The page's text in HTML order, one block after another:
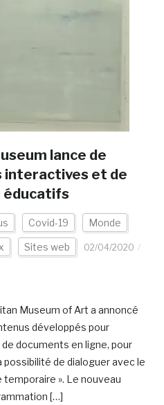
lance de
interactives et de
éducatifs
Covid-19 Monde
Sites web
02/04/2020
Museum of Art a annoncé
développés pour
documents en ligne, pour
possibilité de dialoguer avec le
». Le nouveau
[…]